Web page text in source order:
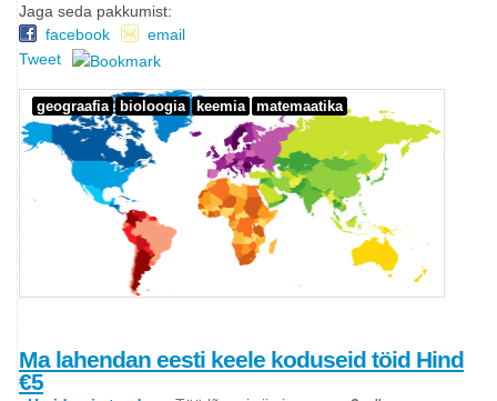
Jaga seda pakkumist:
facebook
email
Tweet
geograafia bioloogia keemia matemaatika
Ma lahendan eesti keele koduseid töid Hind
€5